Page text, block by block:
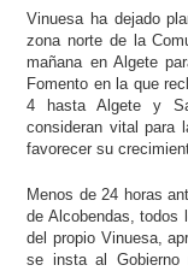
Vinuesa ha dejado
zona norte de la
mañana en Algete
Fomento en la que
4 hasta Algete y
consideran vital para
favorecer su
Menos de 24 horas
de Alcobendas,
del propio Vinuesa,
se insta al